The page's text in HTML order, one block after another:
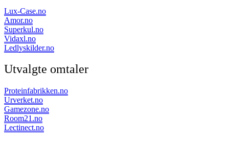
Lux-Case.no
Amor.no
Superkul.no
Vidaxl.no
Ledlyskilder.no
Utvalgte omtaler
Proteinfabrikken.no
Urverket.no
Gamezone.no
Room21.no
Lectinect.no